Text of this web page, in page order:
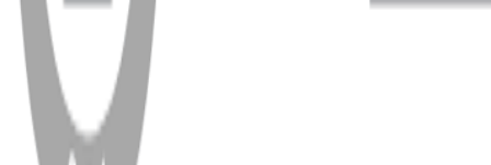
WhatsApp Facebook
Copyright
2026 Dükkan Hifi